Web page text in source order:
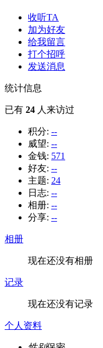
收听TA
加为好友
给我留言
打个招呼
发送消息
统计信息
已有 24 人来访过
积分: --
威望: --
金钱: 571
好友: --
主题: 24
日志: --
相册: --
分享: --
相册
现在还没有相册
记录
现在还没有记录
个人资料